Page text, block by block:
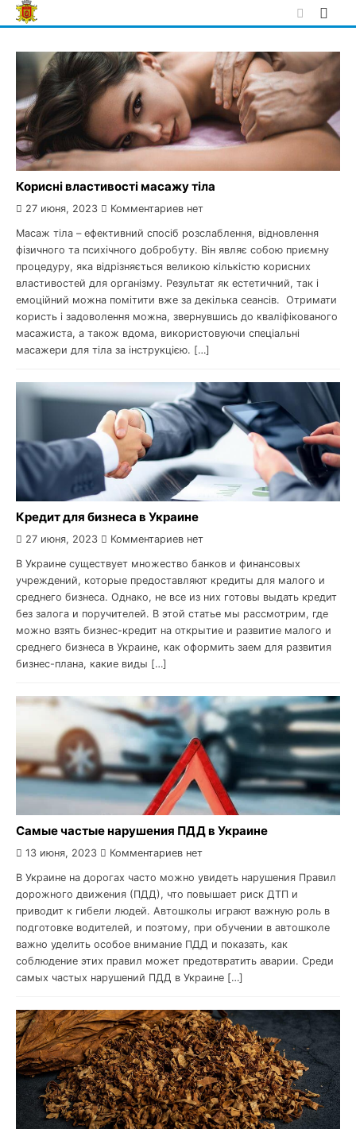
Skip
to
Корисні властивості масажу тіла
27 июня, 2023 Комментариев нет
Масаж тіла – ефективний спосіб розслаблення, відновлення
фізичного та психічного добробуту. Він являє собою приємну
процедуру, яка відрізняється великою кількістю корисних
властивостей для організму. Результат як естетичний, так і
емоційний можна помітити вже за декілька сеансів. Отримати
користь і задоволення можна, звернувшись до кваліфікованого
масажиста, а також вдома, використовуючи спеціальні
масажери для тіла за інструкцією. […]
Кредит для бизнеса в Украине
27 июня, 2023 Комментариев нет
В Украине существует множество банков и финансовых
учреждений, которые предоставляют кредиты для малого и
среднего бизнеса. Однако, не все из них готовы выдать кредит
без залога и поручителей. В этой статье мы рассмотрим, где
можно взять бизнес-кредит на открытие и развитие малого и
среднего бизнеса в Украине, как оформить заем для развития
бизнес-плана, какие виды […]
Самые частые нарушения ПДД в Украине
13 июня, 2023 Комментариев нет
В Украине на дорогах часто можно увидеть нарушения Правил
дорожного движения (ПДД), что повышает риск ДТП и
приводит к гибели людей. Автошколы играют важную роль в
подготовке водителей, и поэтому, при обучении в автошколе
важно уделить особое внимание ПДД и показать, как
соблюдение этих правил может предотвратить аварии. Среди
самых частых нарушений ПДД в Украине […]